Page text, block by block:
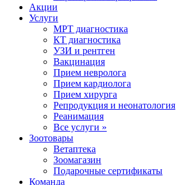
Акции
Услуги
МРТ диагностика
КТ диагностика
УЗИ и рентген
Вакцинация
Прием невролога
Прием кардиолога
Прием хирурга
Репродукция и неонатология
Реанимация
Все услуги »
Зоотовары
Ветаптека
Зоомагазин
Подарочные сертификаты
Команда